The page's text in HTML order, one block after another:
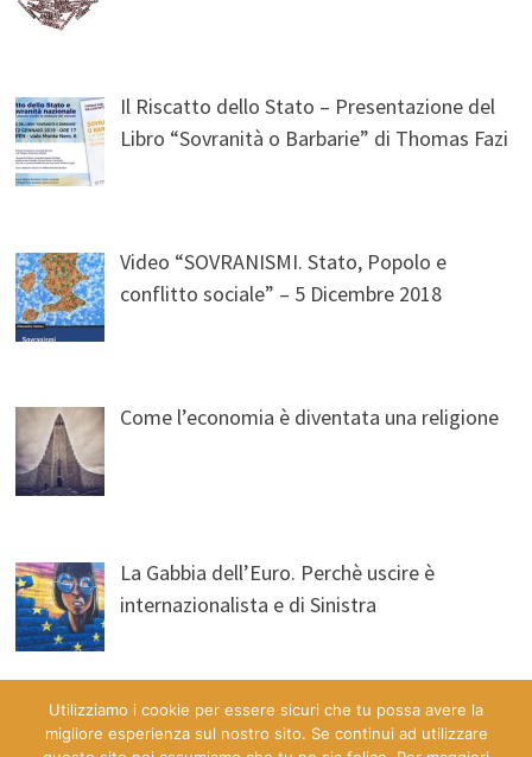
Il Riscatto dello Stato – Presentazione del
Libro “Sovranità o Barbarie” di Thomas Fazi
Video “SOVRANISMI. Stato, Popolo e
conflitto sociale” – 5 Dicembre 2018
Come l’economia è diventata una religione
La Gabbia dell’Euro. Perchè uscire è
internazionalista e di Sinistra
Utilizziamo i cookie per essere sicuri che tu possa avere la
migliore esperienza sul nostro sito. Se continui ad utilizzare